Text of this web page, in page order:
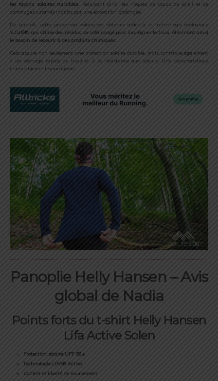
les rayons solaires nuisibles , réduisant ainsi les risques de coups de soleil et de
dommages cutanés induits par une exposition prolongée.
De surcroît, cette protection solaire est obtenue grâce à la technologie écologique
S.Café®, qui utilise des résidus de café usagé pour imprégner le tissu, éliminant ainsi
le besoin de recourir à des produits chimiques.
Cela assure non seulement une protection solaire durable, mais contribue également
à un séchage rapide du tissu et à sa résistance aux odeurs. Une caractéristique
indéniablement appréciable.
Panoplie Helly Hansen – Avis
global de Nadia
Points forts du t-shirt Helly Hansen
Lifa Active Solen
Protection solaire UPF 50+
Technologie LIFA® Active
Confort et liberté de mouvement